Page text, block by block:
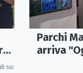
su:
Parchi
arriva